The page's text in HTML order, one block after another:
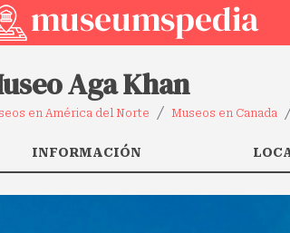
Aga Khan
en América del Norte Museos en Canada
INFORMACIÓN